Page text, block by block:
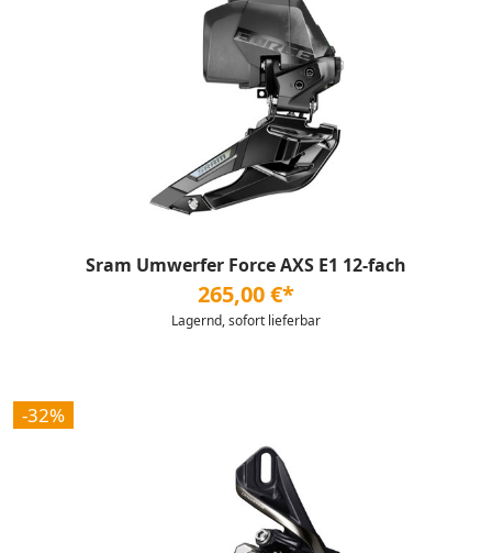
Sram Umwerfer Force AXS E1 12-fach
265,00 €*
Lagernd, sofort lieferbar
-32%